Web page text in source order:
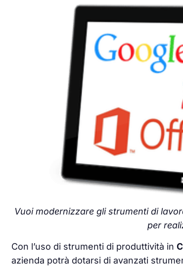
Vuoi modernizzare gli strumenti di
per
Con l’uso di strumenti di produttività in
azienda potrà dotarsi di avanzati